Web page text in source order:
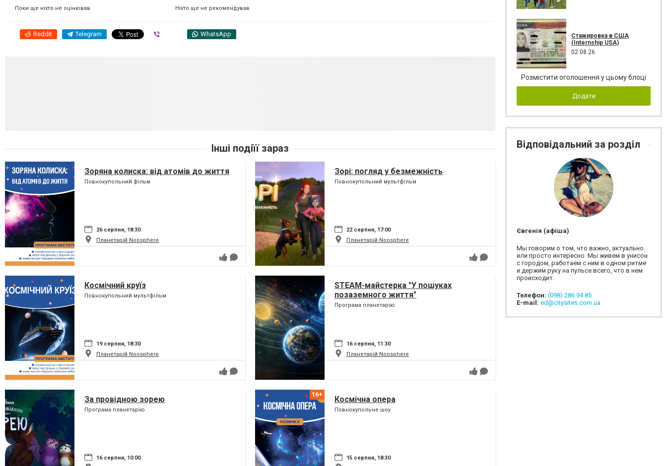
Поки ще ніхто не оцінював Ніхто ще не рекомендував
Reddit Telegram WhatsApp
Інші подіїї зараз
Зоряна колиска: від атомів до життя
Повнокупольний фільм
26 серпня, 18:30
Планетарій Noosphere
Зорі: погляд у безмежність
Повнокупольний мультфільм
22 серпня, 17:00
Планетарій Noosphere
Космічний круїз
Повнокупольний мультфільм
19 серпня, 18:30
Планетарій Noosphere
STEAM-майстерка "У пошуках
позаземного життя"
Програма планетарію
16 серпня, 11:30
Планетарій Noosphere
За провідною зорею
Програма планетарію
16 серпня, 10:00
Космічна опера
Повнокупольне шоу
15 серпня, 18:30
Стажировка в США
(Internship USA)
02.08.26
Розмістити оголошення у цьому блоці
Додати
Відповідальний за розділ
Євгенія (афіша)
Мы говорим о том, что важно, актуально
или просто интересно. Мы живем в унисон
с городом, работаем с ним в одном ритме
и держим руку на пульсе всего, что в нем
происходит.
Телефон: (098) 286 94 85
E-mail: ed@citysites.com.ua